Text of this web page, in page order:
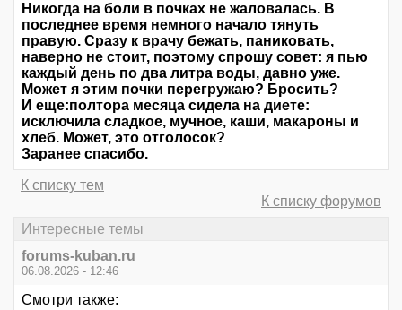
Никогда на боли в почках не жаловалась. В
последнее время немного начало тянуть
правую. Сразу к врачу бежать, паниковать,
наверно не стоит, поэтому спрошу совет: я пью
каждый день по два литра воды, давно уже.
Может я этим почки перегружаю? Бросить?
И еще:полтора месяца сидела на диете:
исключила сладкое, мучное, каши, макароны и
хлеб. Может, это отголосок?
Заранее спасибо.
К списку тем
К списку форумов
Интересные темы
forums-kuban.ru
06.08.2026 - 12:46
Смотри также: